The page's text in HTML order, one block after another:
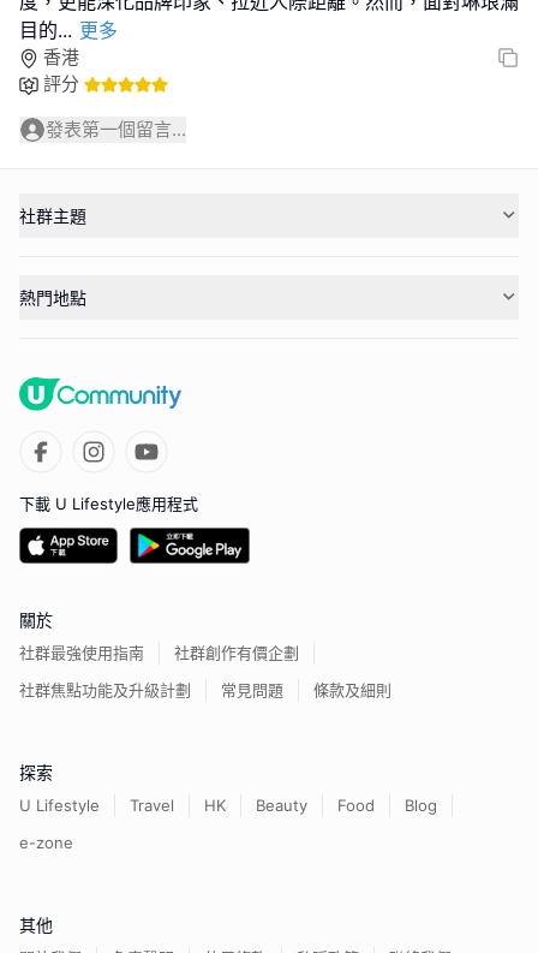
目的... 更多
香港
評分
發表第一個留言...
社群主題
熱門地點
下載 U Lifestyle應用程式
關於
社群最強使用指南
社群創作有價企劃
社群焦點功能及升級計劃
常見問題 條款及細則
探索
U Lifestyle Travel HK Beauty Food
Blog
e-zone
其他